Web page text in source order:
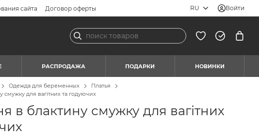
сайта Договор оферты RU Войти
РАСПРОДАЖА ПОДАРКИ НОВИНКИ
Одежда для беременных
Платья
смужку для вагітних та годуючих
в блактину смужку для вагітних